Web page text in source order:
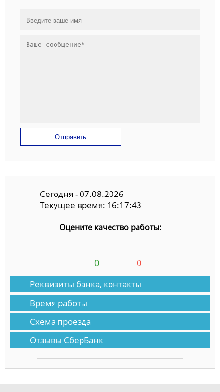
Отправить
Сегодня - 07.08.2026
Текущее время: 16:17:44
Оцените качество работы:
0 0
Реквизиты банка, контакты
Время работы
Схема проезда
Отзывы СберБанк